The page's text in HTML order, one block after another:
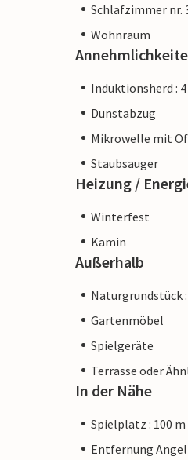
Schlafzimmer nr.
Wohnraum
Induktionsherd :
Dunstabzug
Mikrowelle mit
Staubsauger
Heizung /
Winterfest
Kamin
Außerhalb
Naturgrundstück
Gartenmöbel
Spielgeräte
Terrasse oder
In der Nähe
Spielplatz : 100 m
Entfernung